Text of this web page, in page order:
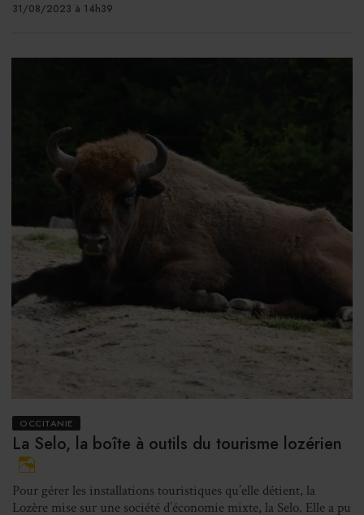
31/08/2023 à 14h39
OCCITANIE
La Selo, la boîte à outils du tourisme lozérien
Pour gérer les installations touristiques qu’elle détient, la
Lozère mise sur une société d’économie mixte, la Selo. Elle a pu